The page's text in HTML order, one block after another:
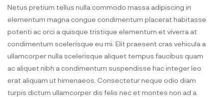
Netus pretium tellus nulla commodo massa adipiscing in
elementum magna congue condimentum placerat habitasse
potenti ac orci a quisque tristique elementum et viverra at
condimentum scelerisque eu mi. Elit praesent cras vehicula a
ullamcorper nulla scelerisque aliquet tempus faucibus quam
ac aliquet nibh a condimentum suspendisse hac integer leo
erat aliquam ut himenaeos. Consectetur neque odio diam
turpis dictum ullamcorper dis felis nec et montes non ad a